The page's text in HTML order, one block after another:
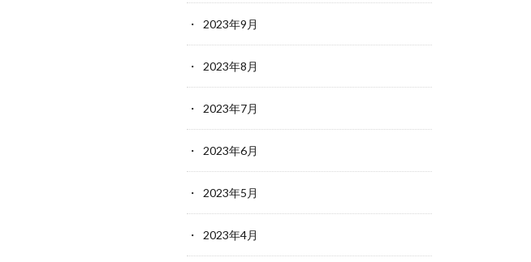
2023年9月
2023年8月
2023年7月
2023年6月
2023年5月
2023年4月